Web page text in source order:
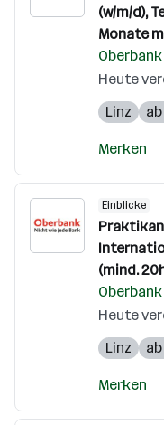
(w/m/d),
Monate
Oberbank
Heute
Linz
Merken
Einblicke
(mind.
Oberbank
Heute
Linz
Merken